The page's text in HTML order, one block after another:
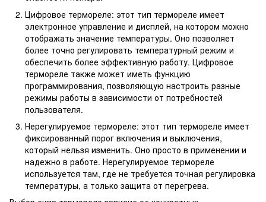
Цифровое термореле: этот тип термореле имеет
электронное управление и дисплей, на котором можно
отображать значение температуры. Оно позволяет
более точно регулировать температурный режим и
обеспечить более эффективную работу. Цифровое
термореле также может иметь функцию
программирования, позволяющую настроить разные
режимы работы в зависимости от потребностей
пользователя.
Нерегулируемое термореле: этот тип термореле имеет
фиксированный порог включения и выключения,
который нельзя изменить. Оно просто в применении и
надежно в работе. Нерегулируемое термореле
используется там, где не требуется точная регулировка
температуры, а только защита от перегрева.